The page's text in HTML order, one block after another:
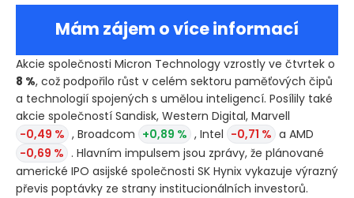
Mám zájem o více informací
Akcie společnosti Micron Technology vzrostly ve čtvrtek o
8 %, což podpořilo růst v celém sektoru paměťových čipů
a technologií spojených s umělou inteligencí. Posílily také
akcie společností Sandisk, Western Digital, Marvell
-0,49 % , Broadcom +0,89 % , Intel -0,71 % a AMD
-0,69 % . Hlavním impulsem jsou zprávy, že plánované
americké IPO asijské společnosti SK Hynix vykazuje výrazný
převis poptávky ze strany institucionálních investorů.